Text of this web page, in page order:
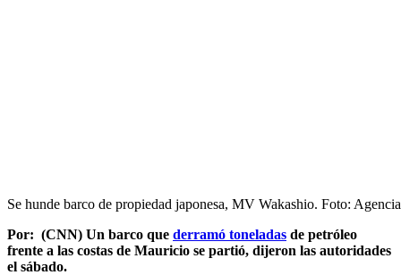
Se hunde barco de propiedad japonesa, MV Wakashio. Foto:
Por: (CNN) Un barco que derramó toneladas de petróleo
frente a las costas de Mauricio se partió, dijeron las autoridades
el sábado.